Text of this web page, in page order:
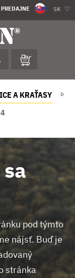
PREDAJNE SK
A KRAŤASY
pod týmto
nájsť. Buď je
stránka